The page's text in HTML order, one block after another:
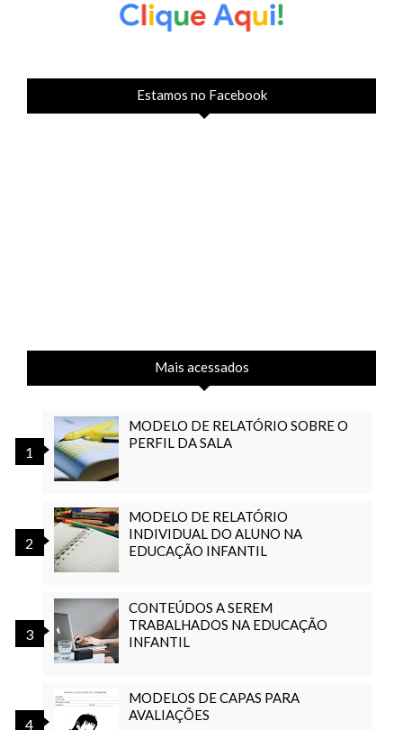
Estamos no Facebook
Mais acessados
MODELO DE RELATÓRIO SOBRE O
PERFIL DA SALA
MODELO DE RELATÓRIO
INDIVIDUAL DO ALUNO NA
EDUCAÇÃO INFANTIL
CONTEÚDOS A SEREM
TRABALHADOS NA EDUCAÇÃO
INFANTIL
MODELOS DE CAPAS PARA
AVALIAÇÕES